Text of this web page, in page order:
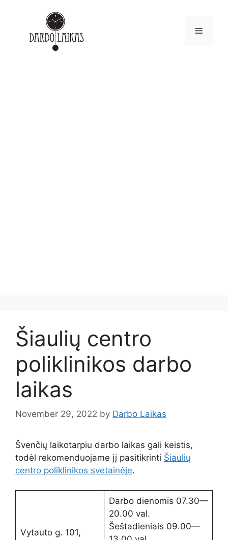
Šiaulių centro
poliklinikos darbo
laikas
November 29, 2022 by Darbo Laikas
Švenčių laikotarpiu darbo laikas gali keistis,
todėl rekomenduojame jį pasitikrinti Šiaulių
centro poliklinikos svetainėje.
Vytauto g. 101,
Darbo dienomis 07.30—
20.00 val.
Šeštadieniais 09.00—